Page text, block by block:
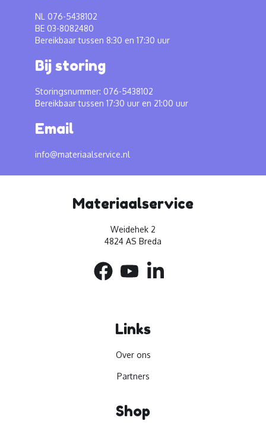
NL 076-5438102
BE 03-8082480
Bereikbaar tussen 8:30 en 17:30 uur
Bij storing
Storingsnummer: 076-5438102
Bereikbaar tussen 17:30 uur en 21:00 uur
Email
info@materiaalservice.nl
Materiaalservice
Weidehek 2
4824 AS Breda
Links
Over ons
Partners
Shop